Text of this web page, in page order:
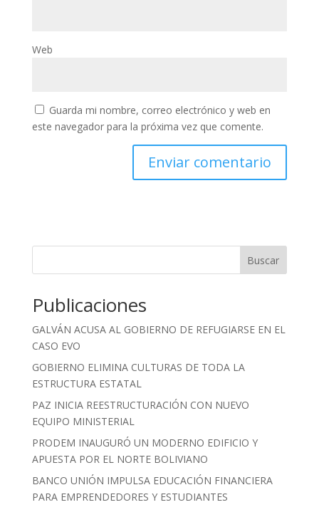
Web
Guarda mi nombre, correo electrónico y web en
este navegador para la próxima vez que comente.
Buscar
Publicaciones
GALVÁN ACUSA AL GOBIERNO DE REFUGIARSE EN EL
CASO EVO
GOBIERNO ELIMINA CULTURAS DE TODA LA
ESTRUCTURA ESTATAL
PAZ INICIA REESTRUCTURACIÓN CON NUEVO
EQUIPO MINISTERIAL
PRODEM INAUGURÓ UN MODERNO EDIFICIO Y
APUESTA POR EL NORTE BOLIVIANO
BANCO UNIÓN IMPULSA EDUCACIÓN FINANCIERA
PARA EMPRENDEDORES Y ESTUDIANTES